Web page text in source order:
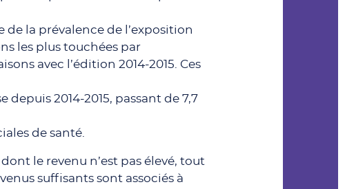
la prévalence de l’exposition
les plus touchées par
avec l’édition 2014-2015. Ces
depuis 2014-2015, passant de 7,7
de santé.
le revenu n’est pas élevé, tout
suffisants sont associés à